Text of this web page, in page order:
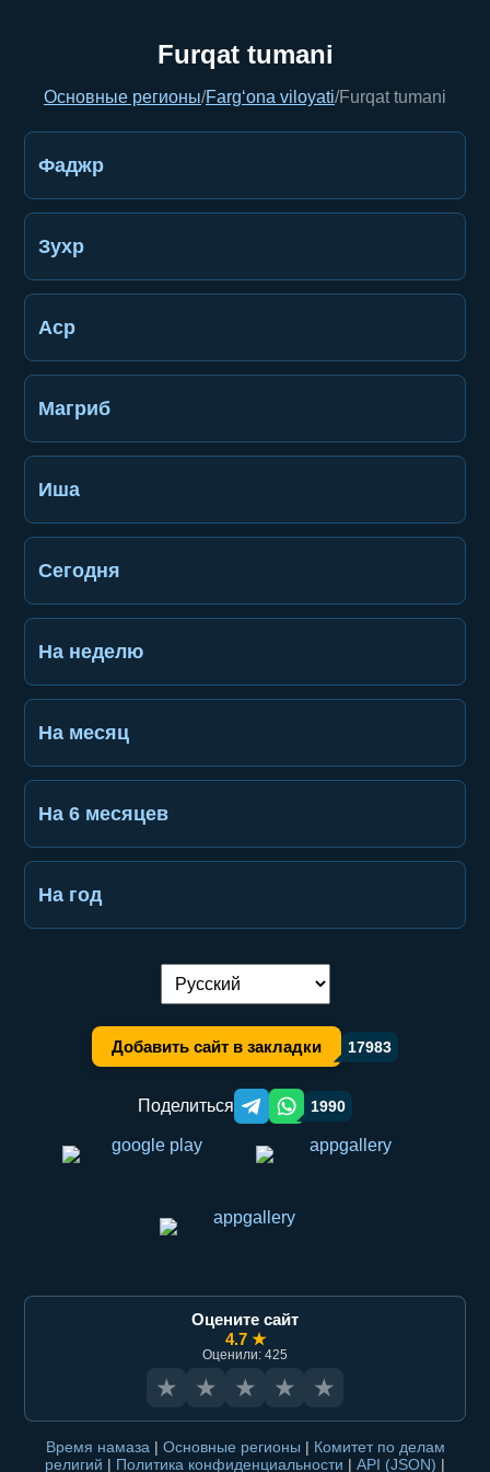
Furqat tumani
Основные регионы/Farg‘ona viloyati/Furqat tumani
Фаджр
Зухр
Аср
Магриб
Иша
Сегодня
На неделю
На месяц
На 6 месяцев
На год
Переключение языка:
Добавить сайт в закладки 17983
Поделиться Telegram orqali ulashish
WhatsApp orqali ulashish
1990
Оцените сайт
4.7 ★
Оценили: 425
★ ★ ★ ★ ★
Время намаза | Основные регионы | Комитет по делам
религий | Политика конфиденциальности | API (JSON) |